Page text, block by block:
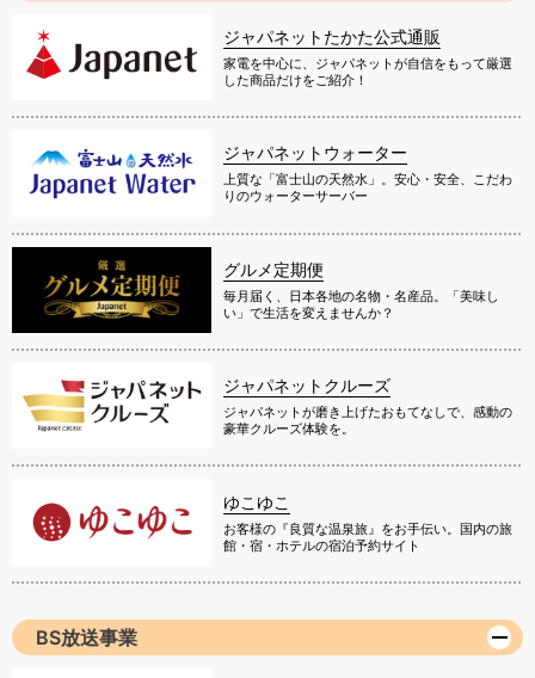
ジャパネットたかた公式通販
家電を中心に、ジャパネットが自信をもって厳選
した商品だけをご紹介！
ジャパネットウォーター
上質な「富士山の天然水」。安心・安全、こだわ
りのウォーターサーバー
グルメ定期便
毎月届く、日本各地の名物・名産品。「美味し
い」で生活を変えませんか？
ジャパネットクルーズ
ジャパネットが磨き上げたおもてなしで、感動の
豪華クルーズ体験を。
ゆこゆこ
お客様の『良質な温泉旅』をお手伝い。国内の旅
館・宿・ホテルの宿泊予約サイト
BS放送事業